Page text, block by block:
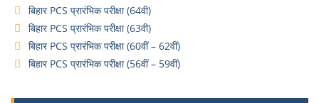
बिहार PCS प्रारंभिक परीक्षा (64वी)
बिहार PCS प्रारंभिक परीक्षा (63वी)
बिहार PCS प्रारंभिक परीक्षा (60वीं – 62वीं)
बिहार PCS प्रारंभिक परीक्षा (56वीं – 59वीं)